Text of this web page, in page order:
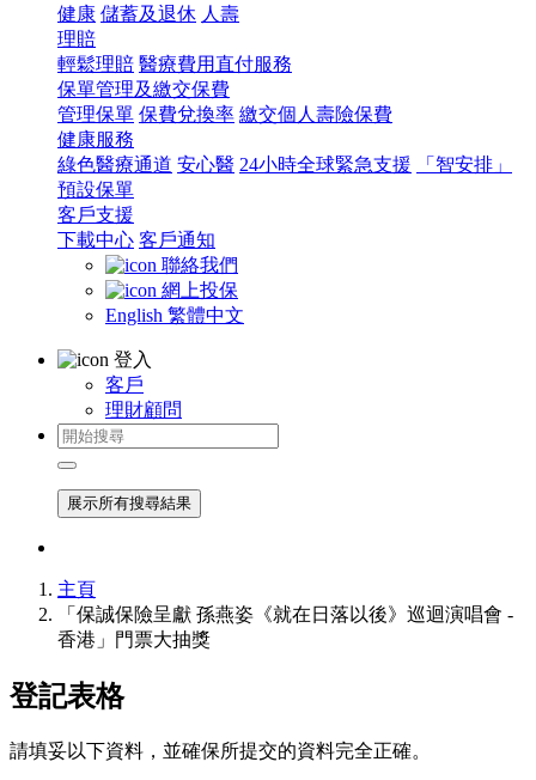
健康 儲蓄及退休 人壽
理賠
輕鬆理賠 醫療費用直付服務
保單管理及繳交保費
管理保單 保費兌換率 繳交個人壽險保費
健康服務
綠色醫療通道 安心醫 24小時全球緊急支援
「智安排」
預設保單
客戶支援
下載中心 客戶通知
聯絡我們
網上投保
English 繁體中文
登入
客戶
理財顧問
展示所有搜尋結果
主頁
「保誠保險呈獻 孫燕姿《就在日落以後》巡迴演唱會 -
香港」門票大抽獎
登記表格
請填妥以下資料，並確保所提交的資料完全正確。